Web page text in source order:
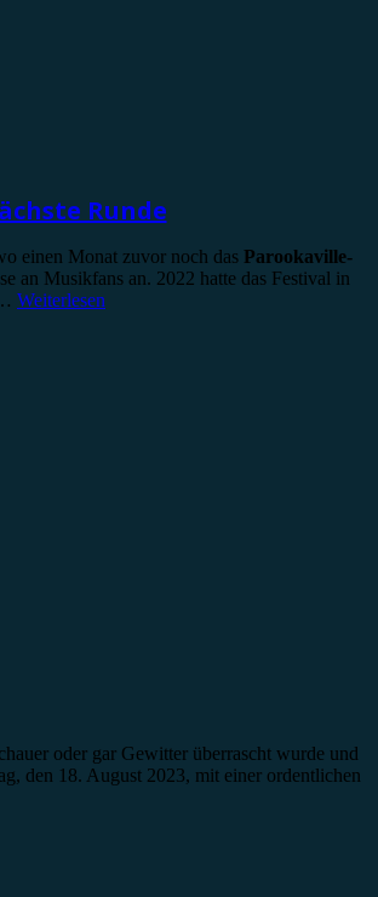
Runde
einen Monat zuvor noch das Parookaville-
an Musikfans an. 2022 hatte das Festival in
Weiterlesen
oder gar Gewitter überrascht wurde und
den 18. August 2023, mit einer ordentlichen